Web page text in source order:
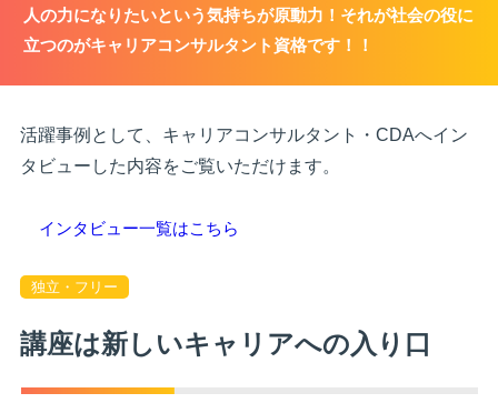
人の力になりたいという気持ちが原動力！それが社会の役に
立つのがキャリアコンサルタント資格です！！
活躍事例として、キャリアコンサルタント・CDAへイン
タビューした内容をご覧いただけます。
インタビュー一覧はこちら
講座は新しいキャリアへの入り口
独立・フリー